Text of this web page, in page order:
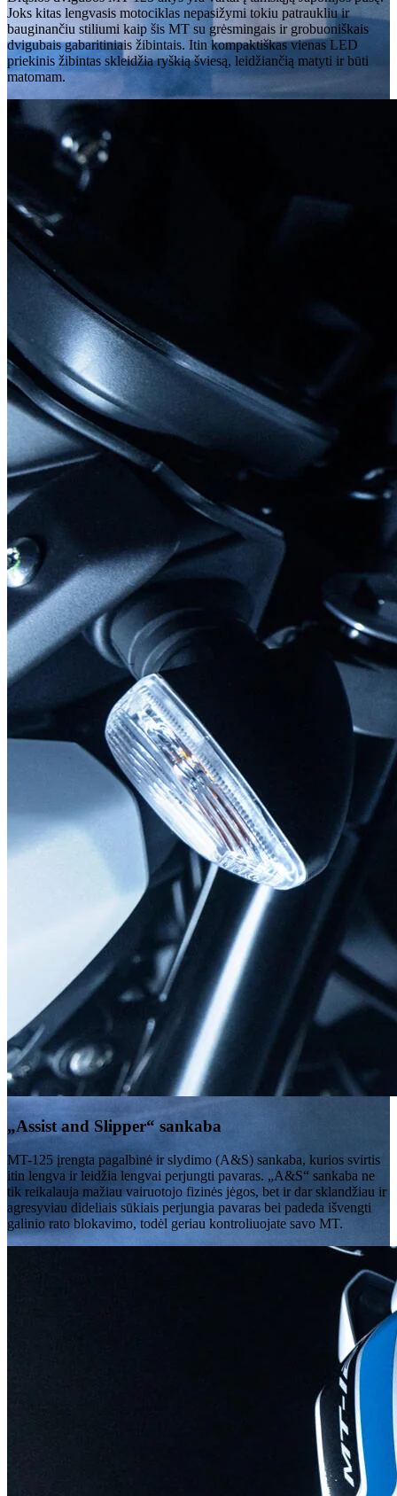
Joks kitas lengvasis motociklas nepasižymi tokiu patraukliu ir
bauginančiu stiliumi kaip šis MT su grėsmingais ir grobuoniškais
dvigubais gabaritiniais žibintais. Itin kompaktiškas vienas LED
priekinis žibintas skleidžia ryškią šviesą, leidžiančią matyti ir būti
matomam.
„Assist and Slipper“ sankaba
MT-125 įrengta pagalbinė ir slydimo (A&S) sankaba, kurios svirtis
itin lengva ir leidžia lengvai perjungti pavaras. „A&S“ sankaba ne
tik reikalauja mažiau vairuotojo fizinės jėgos, bet ir dar sklandžiau ir
agresyviau dideliais sūkiais perjungia pavaras bei padeda išvengti
galinio rato blokavimo, todėl geriau kontroliuojate savo MT.